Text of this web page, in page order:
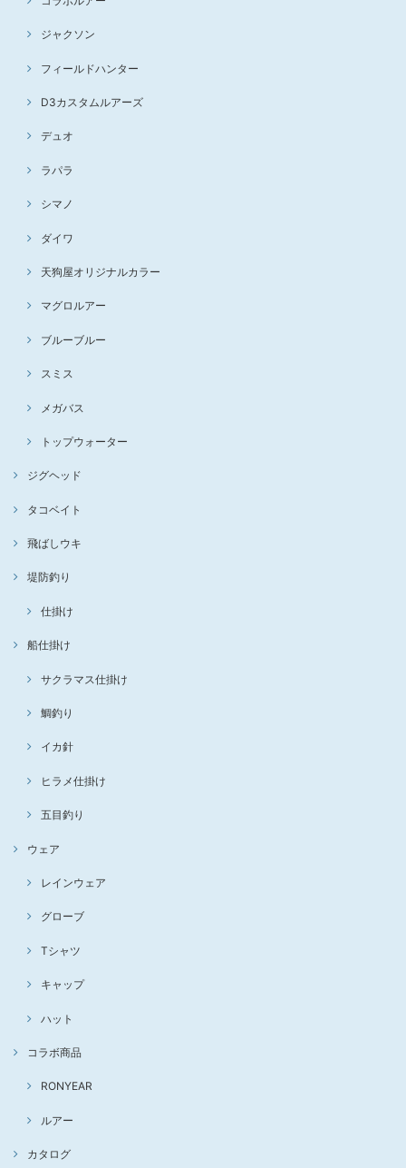
ジャクソン
フィールドハンター
D3カスタムルアーズ
デュオ
ラパラ
シマノ
ダイワ
天狗屋オリジナルカラー
マグロルアー
ブルーブルー
スミス
メガバス
トップウォーター
ジグヘッド
タコベイト
飛ばしウキ
堤防釣り
仕掛け
船仕掛け
サクラマス仕掛け
鯛釣り
イカ針
ヒラメ仕掛け
五目釣り
ウェア
レインウェア
グローブ
Tシャツ
キャップ
ハット
コラボ商品
RONYEAR
ルアー
カタログ